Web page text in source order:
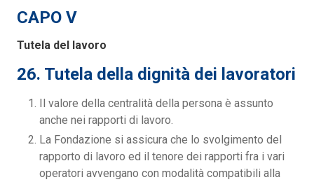
CAPO V
Tutela del lavoro
26. Tutela della dignità dei lavoratori
Il valore della centralità della persona è assunto
anche nei rapporti di lavoro.
La Fondazione si assicura che lo svolgimento del
rapporto di lavoro ed il tenore dei rapporti fra i vari
operatori avvengano con modalità compatibili alla